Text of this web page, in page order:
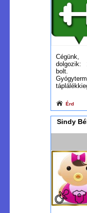
Cégünk,
dolgozik:
bolt.
Érd
Sindy